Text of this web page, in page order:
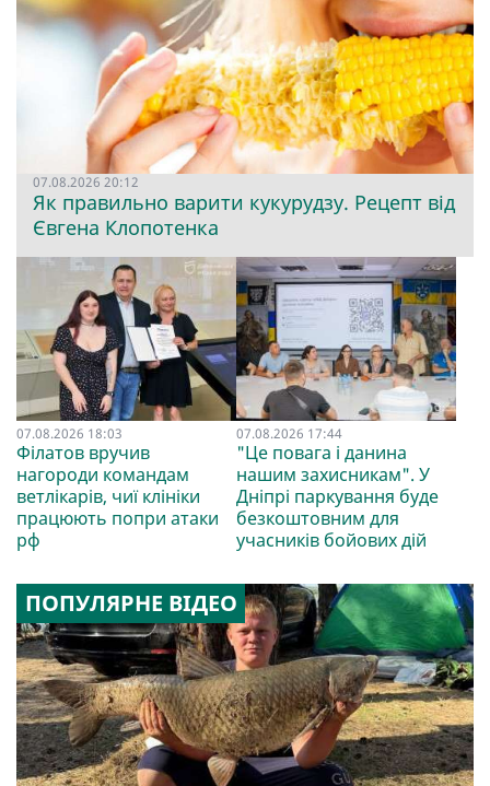
07.08.2026 20:12
Як правильно варити кукурудзу. Рецепт від
Євгена Клопотенка
07.08.2026 18:03
Філатов вручив
нагороди командам
ветлікарів, чиї клініки
працюють попри атаки
рф
07.08.2026 17:44
"Це повага і данина
нашим захисникам". У
Дніпрі паркування буде
безкоштовним для
учасників бойових дій
ПОПУЛЯРНЕ ВІДЕО